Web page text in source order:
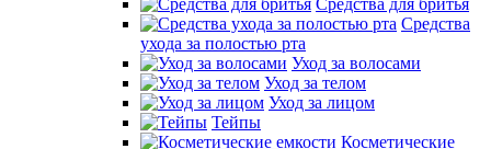
Средства для бритья
Средства
ухода за полостью рта
Уход за волосами
Уход за телом
Уход за лицом
Тейпы
Косметические